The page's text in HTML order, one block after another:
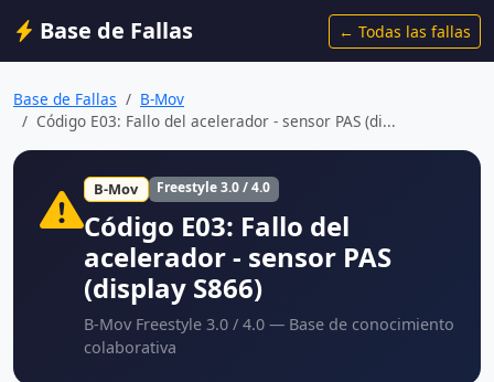
Base de Fallas ← Todas las fallas
Base de Fallas
B-Mov
Código E03: Fallo del acelerador - sensor PAS (di...
B-Mov Freestyle 3.0 / 4.0
Código E03: Fallo del
acelerador - sensor PAS
(display S866)
B-Mov Freestyle 3.0 / 4.0 — Base de conocimiento
colaborativa